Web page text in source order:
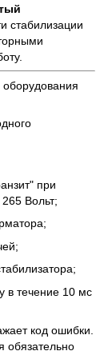
стабилизации
оборудования
при
Вольт;
в течение 10 мс
код ошибки.
обязательно